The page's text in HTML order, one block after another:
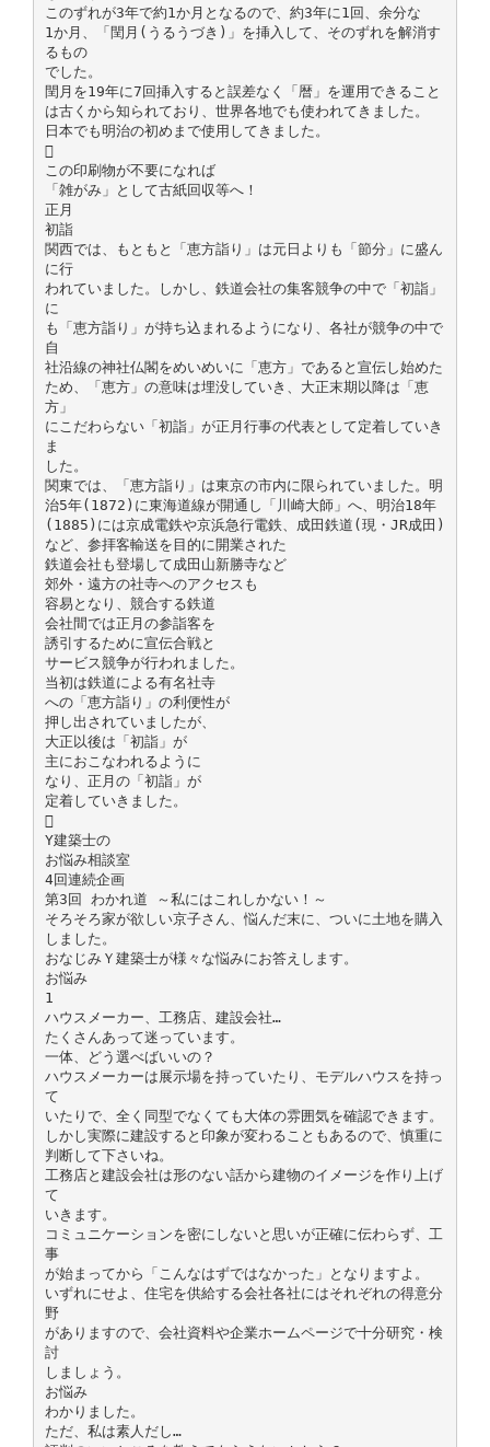
このずれが3年で約1か月となるので、約3年に1回、余分な
1か月、「閏月(うるうづき)」を挿入して、そのずれを解消す
るもの
でした。
閏月を19年に7回挿入すると誤差なく「暦」を運用できること
は古くから知られており、世界各地でも使われてきました。
日本でも明治の初めまで使用してきました。

この印刷物が不要になれば
「雑がみ」として古紙回収等へ！
正月
初詣
関西では、もともと「恵方詣り」は元日よりも「節分」に盛ん
に行
われていました。しかし、鉄道会社の集客競争の中で「初詣」
に
も「恵方詣り」が持ち込まれるようになり、各社が競争の中で
自
社沿線の神社仏閣をめいめいに「恵方」であると宣伝し始めた
ため、「恵方」の意味は埋没していき、大正末期以降は「恵
方」
にこだわらない「初詣」が正月行事の代表として定着していき
ま
した。
関東では、「恵方詣り」は東京の市内に限られていました。明
治5年(1872)に東海道線が開通し「川崎大師」へ、明治18年
(1885)には京成電鉄や京浜急行電鉄、成田鉄道(現・JR成田)
など、参拝客輸送を目的に開業された
鉄道会社も登場して成田山新勝寺など
郊外・遠方の社寺へのアクセスも
容易となり、競合する鉄道
会社間では正月の参詣客を
誘引するために宣伝合戦と
サービス競争が行われました。
当初は鉄道による有名社寺
への「恵方詣り」の利便性が
押し出されていましたが、
大正以後は「初詣」が
主におこなわれるように
なり、正月の「初詣」が
定着していきました。

Y建築士の
お悩み相談室
4回連続企画
第3回 わかれ道 ～私にはこれしかない！～
そろそろ家が欲しい京子さん、悩んだ末に、ついに土地を購入
しました。
おなじみＹ建築士が様々な悩みにお答えします。
お悩み
1
ハウスメーカー、工務店、建設会社…
たくさんあって迷っています。
一体、どう選べばいいの？
ハウスメーカーは展示場を持っていたり、モデルハウスを持っ
て
いたりで、全く同型でなくても大体の雰囲気を確認できます。
しかし実際に建設すると印象が変わることもあるので、慎重に
判断して下さいね。
工務店と建設会社は形のない話から建物のイメージを作り上げ
て
いきます。
コミュニケーションを密にしないと思いが正確に伝わらず、工
事
が始まってから「こんなはずではなかった」となりますよ。
いずれにせよ、住宅を供給する会社各社にはそれぞれの得意分
野
がありますので、会社資料や企業ホームページで十分研究・検
討
しましょう。
お悩み
わかりました。
ただ、私は素人だし…